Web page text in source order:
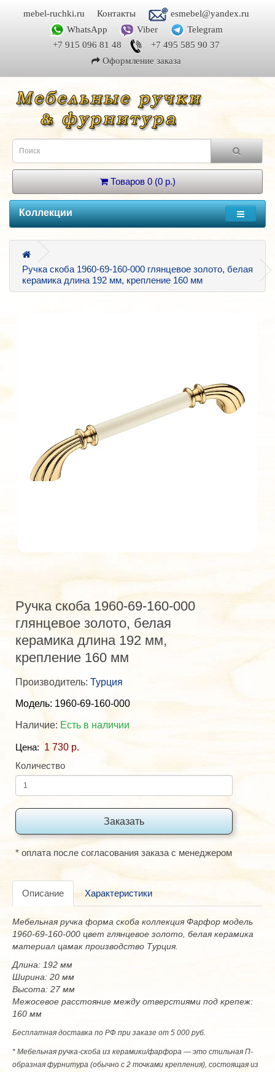
mebel-ruchki.ru Контакты
esmebel@yandex.ru
WhatsApp
Viber
Telegram
+7 915 096 81 48
+7 495 585 90 37
Оформление заказа
Товаров 0 (0 р.)
Коллекции
Ручка скоба 1960-69-160-000 глянцевое золото, белая
керамика длина 192 мм, крепление 160 мм
Ручка скоба 1960-69-160-000
глянцевое золото, белая
керамика длина 192 мм,
крепление 160 мм
Производитель: Турция
Модель: 1960-69-160-000
Наличие: Есть в наличии
Цена: 1 730 р.
Количество
Заказать
* оплата после согласования заказа с менеджером
Описание Характеристики
Мебельная ручка форма скоба коллекция Фарфор модель
1960-69-160-000 цвет глянцевое золото, белая керамика
материал цамак производство Турция.
Длина: 192 мм
Ширина: 20 мм
Высота: 27 мм
Межосевое расстояние между отверстиями под крепеж:
160 мм
Бесплатная доставка по РФ при заказе от 5 000 руб.
* Мебельная ручка-скоба из керамики/фарфора — это стильная П-
образная фурнитура (обычно с 2 точками крепления), состоящая из